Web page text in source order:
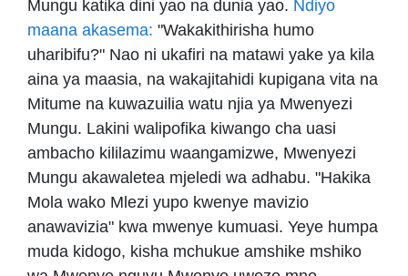
Mungu katika dini yao na dunia yao. Ndiyo
maana akasema: "Wakakithirisha humo
uharibifu?" Nao ni ukafiri na matawi yake ya kila
aina ya maasia, na wakajitahidi kupigana vita na
Mitume na kuwazuilia watu njia ya Mwenyezi
Mungu. Lakini walipofika kiwango cha uasi
ambacho kililazimu waangamizwe, Mwenyezi
Mungu akawaletea mjeledi wa adhabu. "Hakika
Mola wako Mlezi yupo kwenye mavizio
anawavizia" kwa mwenye kumuasi. Yeye humpa
muda kidogo, kisha mchukue amshike mshiko